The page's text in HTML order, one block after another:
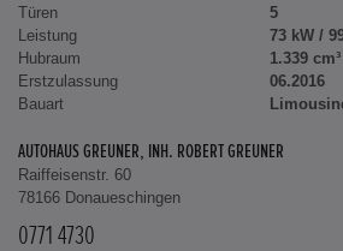
Türen
5
Leistung
73 kW /
Hubraum
1.339 cm³
Erstzulassung
06.2016
Bauart
AUTOHAUS GREUNER, INH. ROBERT GREUNER
Raiffeisenstr. 60
78166 Donaueschingen
0771 4730